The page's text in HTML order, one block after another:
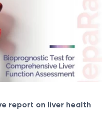
report on liver health